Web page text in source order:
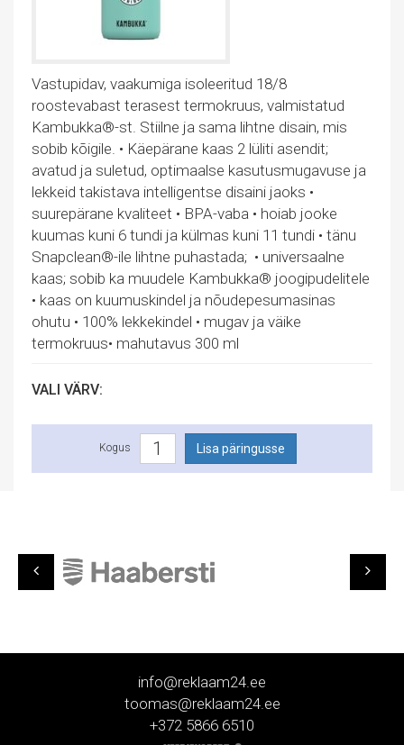
Vastupidav, vaakumiga isoleeritud 18/8
roostevabast terasest termokruus, valmistatud
Kambukka®-st. Stiilne ja sama lihtne disain, mis
sobib kõigile. • Käepärane kaas 2 lüliti asendit;
avatud ja suletud, optimaalse kasutusmugavuse ja
lekkeid takistava intelligentse disaini jaoks •
suurepärane kvaliteet • BPA-vaba • hoiab jooke
kuumas kuni 6 tundi ja külmas kuni 11 tundi • tänu
Snapclean®-ile lihtne puhastada; • universaalne
kaas; sobib ka muudele Kambukka® joogipudelitele
• kaas on kuumuskindel ja nõudepesumasinas
ohutu • 100% lekkekindel • mugav ja väike
termokruus• mahutavus 300 ml
VALI VÄRV:
Kogus
info@reklaam24.ee
toomas@reklaam24.ee
+372 5866 6510